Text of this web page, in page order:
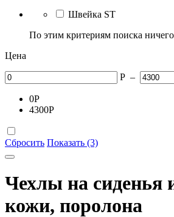
Швейка ST
По этим критериям поиска
Цена
Р –
0Р
4300Р
Сбросить Показать (3)
Чехлы на сиденья
кожи, поролона